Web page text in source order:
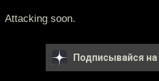
Attacking soon.
Подписывайся на